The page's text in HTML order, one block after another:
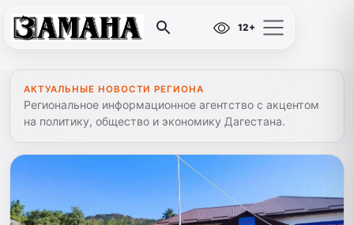
12+
АКТУАЛЬНЫЕ НОВОСТИ РЕГИОНА
Региональное информационное агентство с акцентом
на политику, общество и экономику Дагестана.